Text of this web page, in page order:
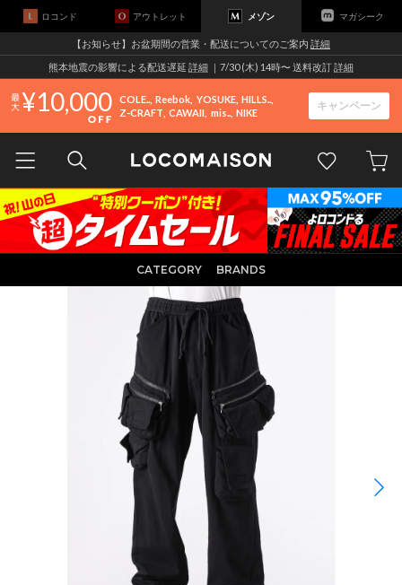
ロコンド アウトレット メゾン マガシーク
【お知らせ】お盆期間の営業・配送についてのご案内 詳細
熊本地震の影響による配送遅延 詳細 ｜7/30 (木) 14時〜 送料改訂詳細
10,000 COLE.. Reebok YOSUKE HILLS..
Z-CRAFT CAWAII mis.. NIKE
キャンペーン
CATEGORY BRANDS